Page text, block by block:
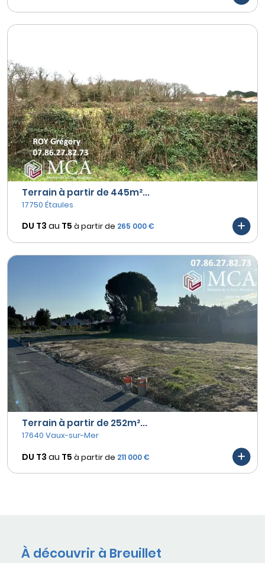
Terrain à partir de 445m²...
17750 Étaules
DU T3 au T5 à partir de 265 000 €
Terrain à partir de 252m²...
17640 Vaux-sur-Mer
DU T3 au T5 à partir de 211 000 €
À découvrir à Breuillet